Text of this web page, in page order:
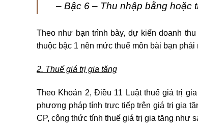
– Bậc 6 – Thu nhập bằng hoặc
Theo như bạn trình bày, dự kiến doanh
thuộc bậc 1 nên mức thuế môn bài bạn
2. Thuế giá trị gia tăng
Theo Khoản 2, Điều 11 Luật thuế giá trị
phương pháp tính trực tiếp trên giá trị gia
CP, công thức tính thuế giá trị gia tăng như